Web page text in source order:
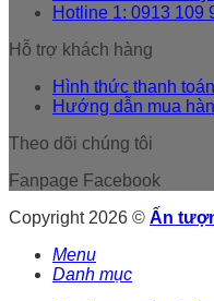
Hotline 1: 0913 109
Hỗ trợ khách hàng
Hình thức thanh toán
Hướng dẫn mua
Theo dõi chúng tôi
Fanpage Facebook
Copyright 2026 © Ấn
Menu
Danh mục